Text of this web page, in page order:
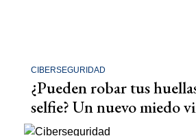
CIBERSEGURIDAD
¿Pueden robar tus
selfie? Un nuevo miedo